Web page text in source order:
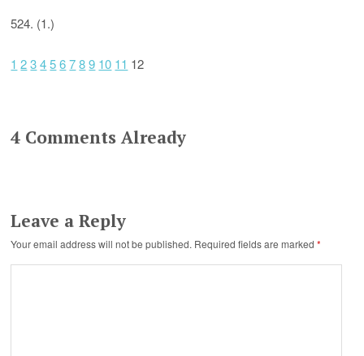
524. (1.)
1 2 3 4 5 6 7 8 9 10 11 12
4 Comments Already
Leave a Reply
Your email address will not be published. Required fields are marked*